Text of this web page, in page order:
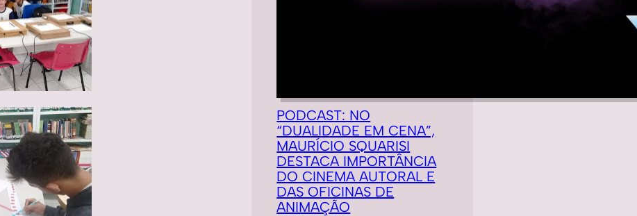
PODCAST: NO
“DUALIDADE EM CENA”,
MAURÍCIO SQUARISI
DESTACA IMPORTÂNCIA
DO CINEMA AUTORAL E
DAS OFICINAS DE
ANIMAÇÃO